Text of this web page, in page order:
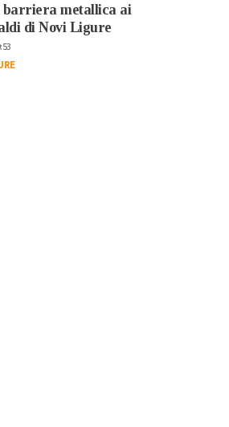
barriera metallica ai
di Novi Ligure